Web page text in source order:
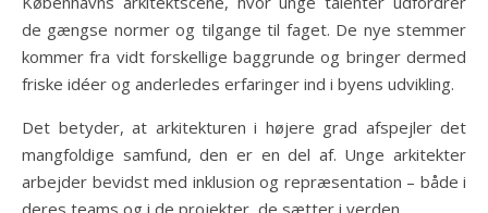
de gængse normer og tilgange til faget. De nye stemmer
kommer fra vidt forskellige baggrunde og bringer dermed
friske idéer og anderledes erfaringer ind i byens udvikling.
Det betyder, at arkitekturen i højere grad afspejler det
mangfoldige samfund, den er en del af. Unge arkitekter
arbejder bevidst med inklusion og repræsentation – både i
deres teams og i de projekter, de sætter i verden.